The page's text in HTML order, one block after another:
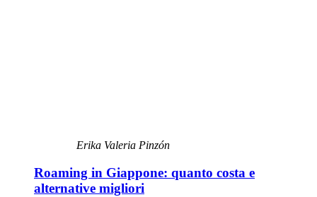
Erika Valeria Pinzón
Roaming in Giappone: quanto costa e
alternative migliori